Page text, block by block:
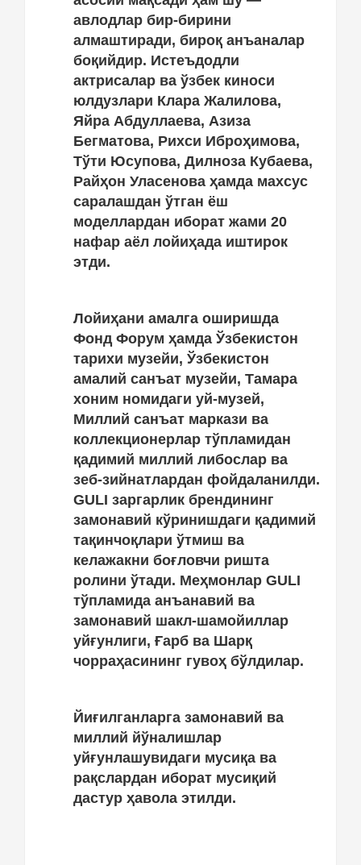
авлодлар бир-бирини
алмаштиради, бироқ анъаналар
боқийдир. Истеъдодли
актрисалар ва ўзбек киноси
юлдузлари Клара Жалилова,
Яйра Абдуллаева, Азиза
Бегматова, Рихси Иброҳимова,
Тўти Юсупова, Дилноза Кубаева,
Райҳон Уласенова ҳамда махсус
саралашдан ўтган ёш
моделлардан иборат жами 20
нафар аёл лойиҳада иштирок
этди.
Лойиҳани амалга оширишда
Фонд Форум ҳамда Ўзбекистон
тарихи музейи, Ўзбекистон
амалий санъат музейи, Тамара
хоним номидаги уй-музей,
Миллий санъат маркази ва
коллекционерлар тўпламидан
қадимий миллий либослар ва
зеб-зийнатлардан фойдаланилди.
GULI заргарлик брендининг
замонавий кўринишдаги қадимий
тақинчоқлари ўтмиш ва
келажакни боғловчи ришта
ролини ўтади. Меҳмонлар GULI
тўпламида анъанавий ва
замонавий шакл-шамойиллар
уйғунлиги, Ғарб ва Шарқ
чорраҳасининг гувоҳ бўлдилар.
Йиғилганларга замонавий ва
миллий йўналишлар
уйғунлашувидаги мусиқа ва
рақслардан иборат мусиқий
дастур ҳавола этилди.